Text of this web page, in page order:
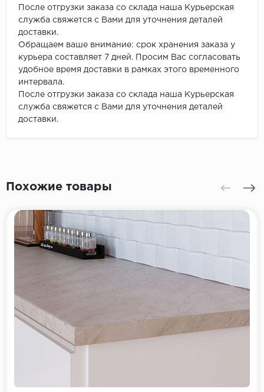
После отгрузки заказа со склада наша Курьерская
служба свяжется с Вами для уточнения деталей
доставки.
Обращаем ваше внимание: срок хранения заказа у
курьера составляет 7 дней. Просим Вас согласовать
удобное время доставки в рамках этого временного
интервала.
После отгрузки заказа со склада наша Курьерская
служба свяжется с Вами для уточнения деталей
доставки.
Похожие товары